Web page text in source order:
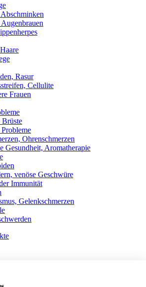
Rasur
Cellulite
Frauen
Ohrenschmerzen
Gesundheit, Aromatherapie
venöse Geschwüre
Immunität
Gelenkschmerzen